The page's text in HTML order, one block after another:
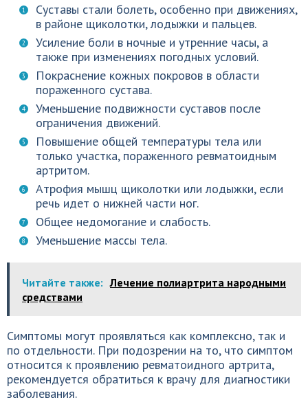
Суставы стали болеть, особенно при движениях,
в районе щиколотки, лодыжки и пальцев.
Усиление боли в ночные и утренние часы, а
также при изменениях погодных условий.
Покраснение кожных покровов в области
пораженного сустава.
Уменьшение подвижности суставов после
ограничения движений.
Повышение общей температуры тела или
только участка, пораженного ревматоидным
артритом.
Атрофия мышц щиколотки или лодыжки, если
речь идет о нижней части ног.
Общее недомогание и слабость.
Уменьшение массы тела.
Читайте также: Лечение полиартрита народными
средствами
Симптомы могут проявляться как комплексно, так и
по отдельности. При подозрении на то, что симптом
относится к проявлению ревматоидного артрита,
рекомендуется обратиться к врачу для диагностики
заболевания.